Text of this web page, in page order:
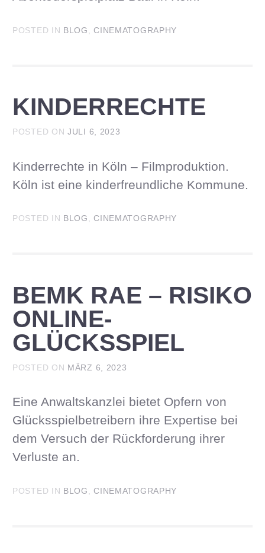
POSTED IN BLOG ,CINEMATOGRAPHY
KINDERRECHTE
POSTED ONJULI 6, 2023
Kinderrechte in Köln – Filmproduktion.
Köln ist eine kinderfreundliche Kommune.
POSTED IN BLOG ,CINEMATOGRAPHY
BEMK RAE – RISIKO
ONLINE-
GLÜCKSSPIEL
POSTED ON MÄRZ 6, 2023
Eine Anwaltskanzlei bietet Opfern von
Glücksspielbetreibern ihre Expertise bei
dem Versuch der Rückforderung ihrer
Verluste an.
POSTED IN BLOG ,CINEMATOGRAPHY